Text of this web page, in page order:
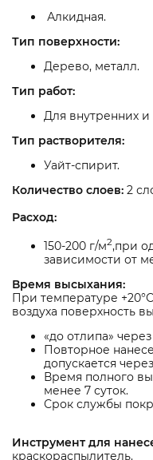
Алкидная.
Тип поверхности:
Дерево, металл.
Тип работ:
Для внутренних
Тип растворителя:
Уайт-спирит.
Количество слоев: 2
Расход:
150-200 г/м2,при
зависимости от
Время высыхания:
При температуре
воздуха поверхность
«до отлипа» через
Повторное
допускается
Время полного
менее 7 суток.
Срок службы
Инструмент для
краскораспылитель.